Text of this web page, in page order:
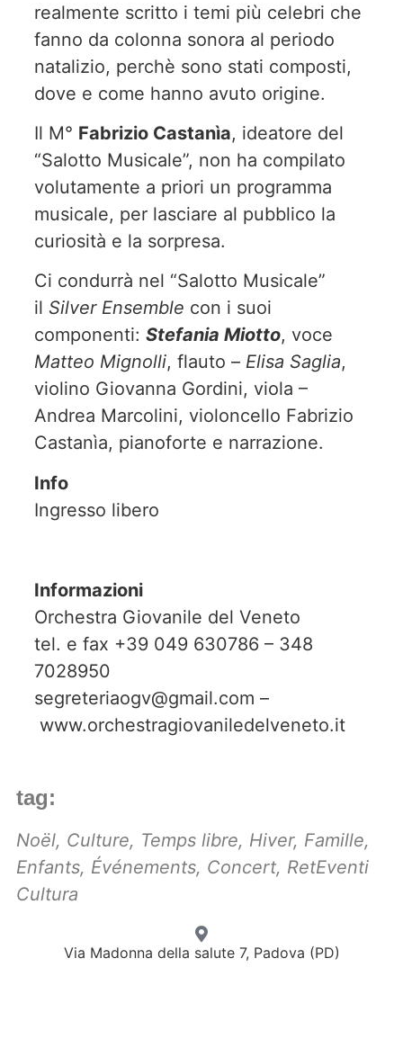
realmente scritto i temi più celebri che
fanno da colonna sonora al periodo
natalizio, perchè sono stati composti,
dove e come hanno avuto origine.
Il M° Fabrizio Castanìa, ideatore del
“Salotto Musicale”, non ha compilato
volutamente a priori un programma
musicale, per lasciare al pubblico la
curiosità e la sorpresa.
Ci condurrà nel “Salotto Musicale”
il Silver Ensemble con i suoi
componenti: Stefania Miotto, voce
Matteo Mignolli, flauto – Elisa Saglia,
violino Giovanna Gordini, viola –
Andrea Marcolini, violoncello Fabrizio
Castanìa, pianoforte e narrazione.
Info
Ingresso libero
Informazioni
Orchestra Giovanile del Veneto
tel. e fax +39 049 630786 – 348
7028950
segreteriaogv@gmail.com –
www.orchestragiovaniledelveneto.it
tag:
Noël, Culture, Temps libre, Hiver, Famille,
Enfants, Événements, Concert, RetEventi
Cultura
Via Madonna della salute 7, Padova (PD)